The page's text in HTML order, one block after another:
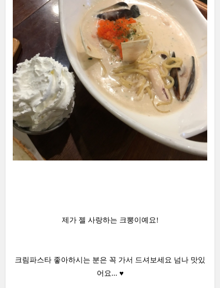
제가 젤 사랑하는 크뽕이예요!
크림파스타 좋아하시는 분은 꼭 가서 드셔보세요 넘나 맛있
어요... ♥